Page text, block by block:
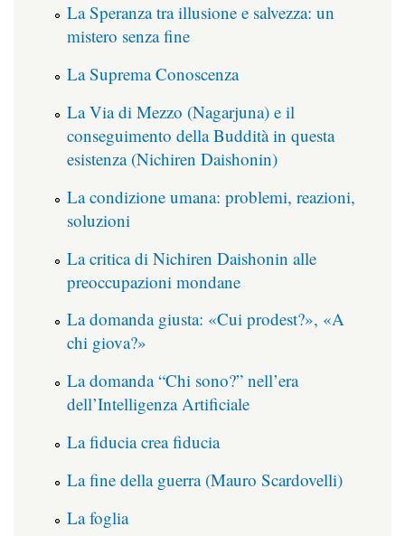
La Speranza tra illusione e salvezza: un
mistero senza fine
La Suprema Conoscenza
La Via di Mezzo (Nagarjuna) e il
conseguimento della Buddità in questa
esistenza (Nichiren Daishonin)
La condizione umana: problemi, reazioni,
soluzioni
La critica di Nichiren Daishonin alle
preoccupazioni mondane
La domanda giusta: «Cui prodest?», «A
chi giova?»
La domanda “Chi sono?” nell’era
dell’Intelligenza Artificiale
La fiducia crea fiducia
La fine della guerra (Mauro Scardovelli)
La foglia